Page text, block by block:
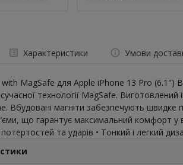
Характеристики Умови
MagSafe для Apple iPhone 13 Pro (6.1")
технології MagSafe.
Вбудовані магніти забезпечують швидке
що гарантує максимальний комфорт у
та ударів • Тонкий і легкий